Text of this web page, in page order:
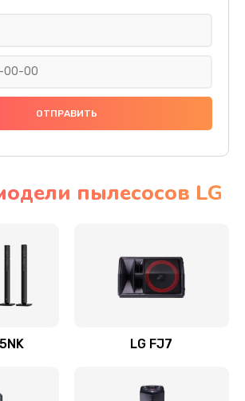
платы электроники
Прошивка
кнопок, клавиш, индикаторов,
пылесосов LG
LG FJ7